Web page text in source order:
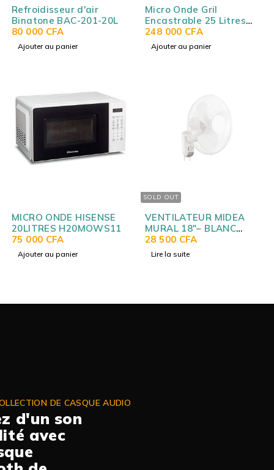
Refroidisseur d'air
Binatone BAC-201-20L
80 000 CFA
Ajouter au panier
Micro Onde Gril
Encastrable 25 Litres
Beko MGB25333B
248 000 CFA
Ajouter au panier
MICRO ONDE HISENSE
20LITRES H20MOWS11
75 000 CFA
Ajouter au panier
SOLD OUT
VENTILATEUR MIDEA
MURAL 18″– BLANC
PW40 -6HW
28 500 CFA
Lire la suite
DE CASQUE AUDIO
d'un son
avec